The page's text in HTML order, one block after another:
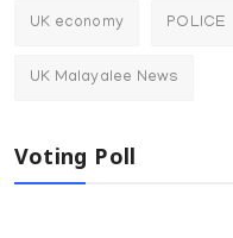
UK economy POLICE
UK Malayalee News
Voting Poll